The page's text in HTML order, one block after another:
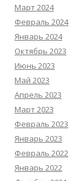
Март 2024
Февраль 2024
Январь 2024
Октябрь 2023
Июнь 2023
Май 2023
Апрель 2023
Март 2023
Февраль 2023
Январь 2023
Февраль 2022
Январь 2022